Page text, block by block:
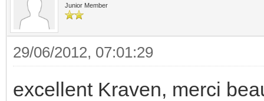
Junior Member
29/06/2012, 07:01:29
excellent Kraven, merci